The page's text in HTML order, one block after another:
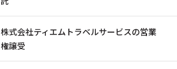
株式会社ティエムトラベルサービスの営業
権譲受